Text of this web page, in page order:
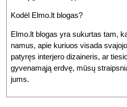
Kodėl Elmo.lt blogas?
Elmo.lt blogas yra sukurtas tam,
namus, apie kuriuos visada
patyręs interjero dizaineris, ar
gyvenamąją erdvę, mūsų
jums.